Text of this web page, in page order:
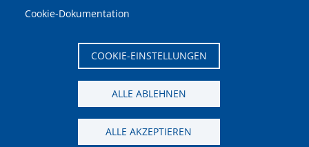
Newsletter verwalten
Cookie-Dokumentation
COOKIE-EINSTELLUNGEN
ALLE ABLEHNEN
ALLE AKZEPTIEREN